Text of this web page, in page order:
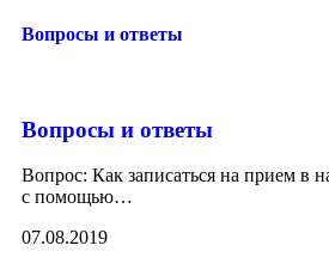
Вопросы и ответы
Вопросы и ответы
Вопрос: Как записаться на прием в
с помощью…
07.08.2019